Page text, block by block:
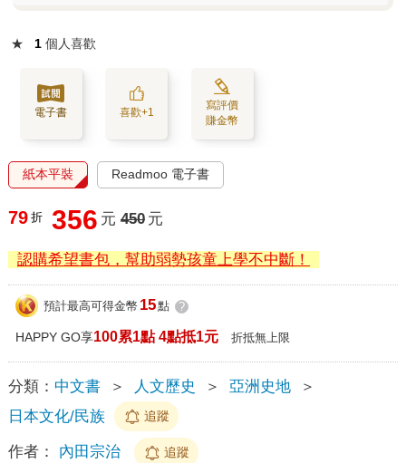
★ 1 個人喜歡
電子書 喜歡+1
寫評價
賺金幣
紙本平裝 Readmoo 電子書
79 折 356 元 450 元
認購希望書包，幫助弱勢孩童上學不中斷！
預計最高可得金幣 15點 ?
HAPPY GO享100累1點 4點抵1元 折抵無上限
分類： 中文書 ＞ 人文歷史 ＞ 亞洲史地
＞
日本文化/民族
追蹤
作者： 內田宗治 追蹤